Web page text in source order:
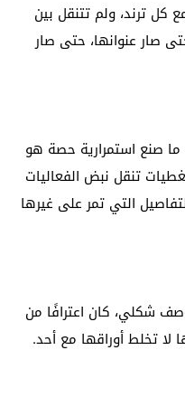
كل ترند، ولم تتنقل بين
صار عنوانها، حتى صار
ما صنع استمرارية حصة هو
تنقل نبض الفعاليات
التي تمر على غيرها
شكلي، كان اعترافًا من
لا تخلط أوراقها مع أحد.